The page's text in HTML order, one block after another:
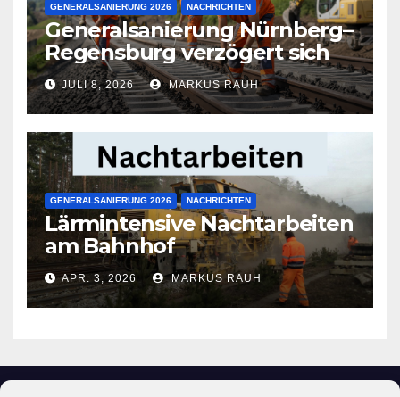
GENERALSANIERUNG 2026 NACHRICHTEN
Generalsanierung Nürnberg–
Regensburg verzögert sich
JULI 8, 2026 MARKUS RAUH
GENERALSANIERUNG 2026 NACHRICHTEN
Lärmintensive Nachtarbeiten
am Bahnhof
APR. 3, 2026 MARKUS RAUH